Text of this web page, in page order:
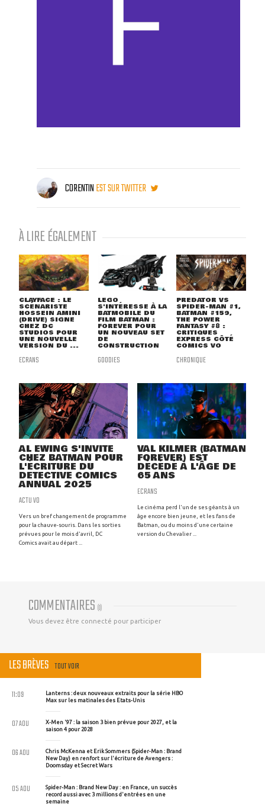
CORENTINEST SUR TWITTER
À LIRE ÉGALEMENT
CLAYFACE : LE
SCÉNARISTE
HOSSEIN AMINI
(DRIVE) SIGNE
CHEZ DC
STUDIOS POUR
UNE NOUVELLE
VERSION DU ...
ECRANS
LEGO
S'INTÉRESSE À LA
BATMOBILE DU
FILM BATMAN :
FOREVER POUR
UN NOUVEAU SET
DE
CONSTRUCTION
GOODIES
PREDATOR VS
SPIDER-MAN #1,
BATMAN #159,
THE POWER
FANTASY #8 :
CRITIQUES
EXPRESS CÔTÉ
COMICS VO
CHRONIQUE
AL EWING S'INVITE
CHEZ BATMAN POUR
L'ÉCRITURE DU
DETECTIVE COMICS
ANNUAL 2025
ACTU VO
Vers un bref changement de programme
pour la chauve-souris. Dans les sorties
prévues pour le mois d'avril, DC
Comics avait au départ ...
VAL KILMER (BATMAN
FOREVER) EST
DÉCÉDÉ À L'ÂGE DE
65 ANS
ECRANS
Le cinéma perd l'un de ses géants à un
âge encore bien jeune, et les fans de
Batman, ou du moins d'une certaine
version du Chevalier ...
COMMENTAIRES (0)
Vous devez être connecté pour participer
LES BRÈVES TOUT VOIR
Lanterns : deux nouveaux extraits pour la série HBO
Max sur les matinales des Etats-Unis
11:09
X-Men '97 : la saison 3 bien prévue pour 2027, et la
saison 4 pour 2028
07 AOU
Chris McKenna et Erik Sommers (Spider-Man : Brand
New Day) en renfort sur l'écriture de Avengers :
Doomsday et Secret Wars
06 AOU
Spider-Man : Brand New Day : en France, un succès
record aussi avec 3 millions d'entrées en une
semaine
05 AOU